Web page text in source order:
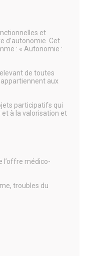
et
d’autonomie. Cet
: « Autonomie :
de toutes
aux
participatifs qui
à la valorisation et
l’offre médico-
troubles du